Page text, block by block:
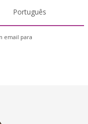
Português
email para